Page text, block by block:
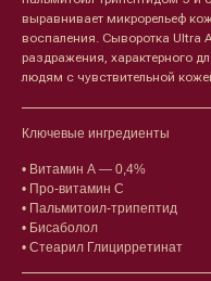
выравнивает микрорельеф
воспаления. Сыворотка Ultra
раздражения, характерного
людям с чувствительной
Ключевые ингредиенты
• Витамин A — 0,4%
• Про-витамин C
• Пальмитоил-трипептид
• Бисаболол
• Стеарил Глицирретинат
Лицо
Проблемы
Очищение
Увлажнение/питание
Сыворотки/ эссенции
Защита от солнца
Тонизация
Восстановление
Маски и патчи
Уход за губами
Декоротивная косметика